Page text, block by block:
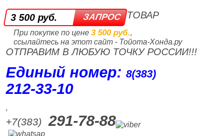
3 500 руб.
При покупке по цене 3 500 руб.,
ссылайтесь на этот сайт - Тойота-Хонда.ру
ТОВАР
ОТПРАВИМ В ЛЮБУЮ ТОЧКУ РОССИИ!!!
Единый номер:8(383)
212‑33‑10
,
+7(383) 291-78-88